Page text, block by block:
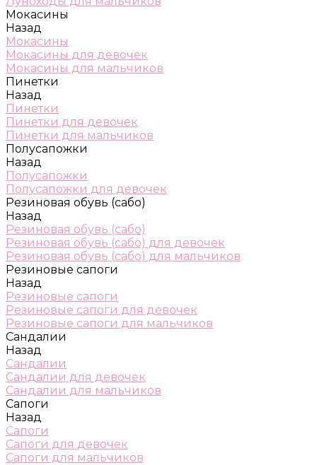
Мокасины
Назад
Мокасины
Мокасины для девочек
Мокасины для мальчиков
Пинетки
Назад
Пинетки
Пинетки для девочек
Пинетки для мальчиков
Полусапожки
Назад
Полусапожки
Полусапожки для девочек
Резиновая обувь (сабо)
Назад
Резиновая обувь (сабо)
Резиновая обувь (сабо) для девочек
Резиновая обувь (сабо) для мальчиков
Резиновые сапоги
Назад
Резиновые сапоги
Резиновые сапоги для девочек
Резиновые сапоги для мальчиков
Сандалии
Назад
Сандалии
Сандалии для девочек
Сандалии для мальчиков
Сапоги
Назад
Сапоги
Сапоги для девочек
Сапоги для мальчиков